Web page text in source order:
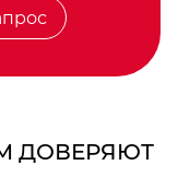
ДОВЕРЯЮТ